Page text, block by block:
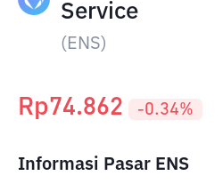
Service
( ENS)
Rp74.862 -0.34%
Informasi Pasar ENS